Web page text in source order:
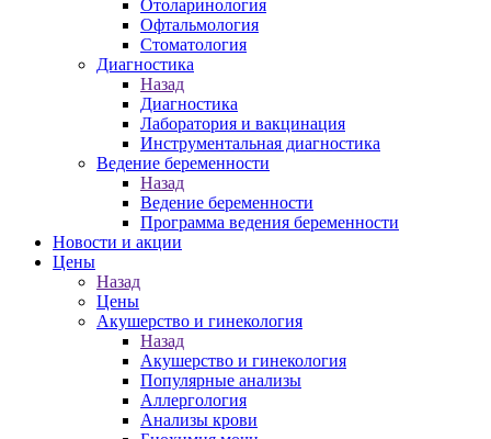
Отоларинология
Офтальмология
Стоматология
Диагностика
Назад
Диагностика
Лаборатория и вакцинация
Инструментальная диагностика
Ведение беременности
Назад
Ведение беременности
Программа ведения беременности
Новости и акции
Цены
Назад
Цены
Акушерство и гинекология
Назад
Акушерство и гинекология
Популярные анализы
Аллергология
Анализы крови